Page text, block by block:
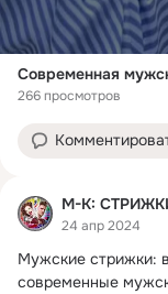
Современная
266 просмотров
М-К:
24 апр 2024
Мужские стрижки:
современные